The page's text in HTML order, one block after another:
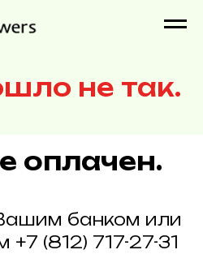
не так.
оплачен.
банком или
+7 (812) 717-27-31